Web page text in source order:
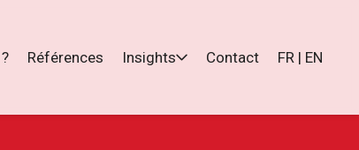
Références Insights Contact FR | EN